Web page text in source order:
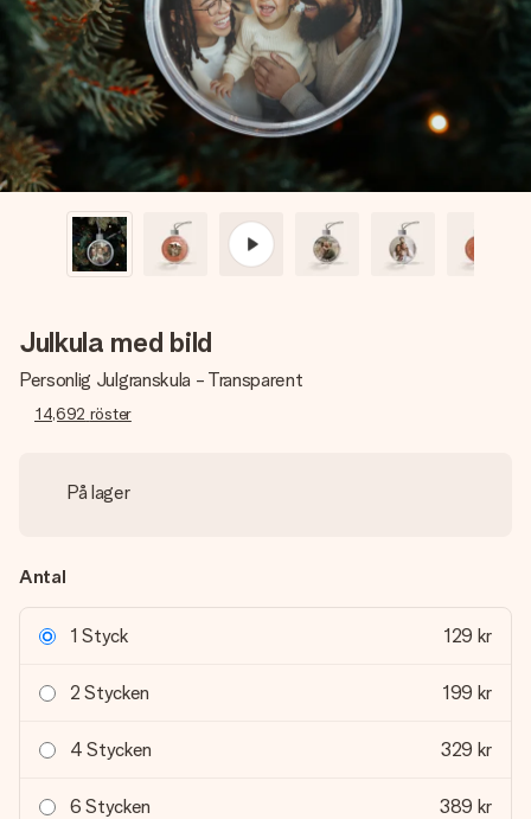
namn, ditt foto eller ett meddelande som verkligen berör
hennes hjärta. Inget krångel, bara med all kärlek för stunden.
Julkula med bild
Personlig Julgranskula - Transparent
14,692 röster
På lager
Antal
1 Styck 129 kr
2 Stycken 199 kr
4 Stycken 329 kr
6 Stycken 389 kr